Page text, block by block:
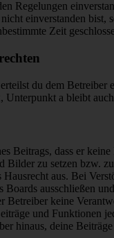
Regelungen
einverstanden
Zeit
du dem
Unterpunkt a bleibt
Beitrags, dass er
Bilder zu setzen bzw.
Hausrecht aus. Bei
Boards ausschließen
Betreiber keine
und Funktionen
hinaus, deine